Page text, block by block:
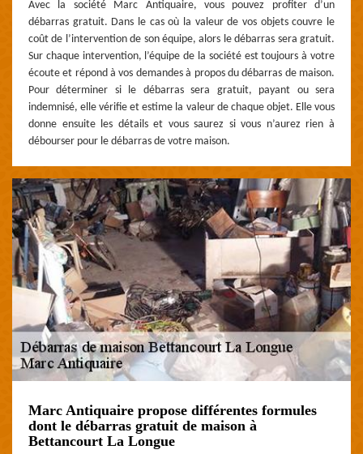
Avec la société Marc Antiquaire, vous pouvez profiter d’un
débarras gratuit. Dans le cas où la valeur de vos objets couvre le
coût de l’intervention de son équipe, alors le débarras sera gratuit.
Sur chaque intervention, l’équipe de la société est toujours à votre
écoute et répond à vos demandes à propos du débarras de maison.
Pour déterminer si le débarras sera gratuit, payant ou sera
indemnisé, elle vérifie et estime la valeur de chaque objet. Elle vous
donne ensuite les détails et vous saurez si vous n’aurez rien à
débourser pour le débarras de votre maison.
Marc Antiquaire propose différentes formules
dont le débarras gratuit de maison à
Bettancourt La Longue